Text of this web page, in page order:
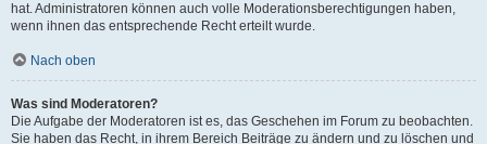
hat. Administratoren können auch volle Moderationsberechtigungen haben,
wenn ihnen das entsprechende Recht erteilt wurde.
Nach oben
Was sind Moderatoren?
Die Aufgabe der Moderatoren ist es, das Geschehen im Forum zu beobachten.
Sie haben das Recht, in ihrem Bereich Beiträge zu ändern und zu löschen und